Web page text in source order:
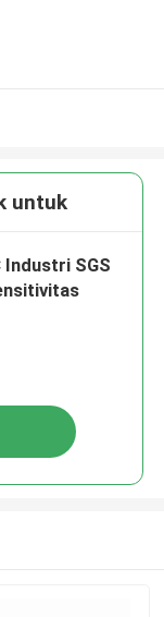
untuk
Industri SGS